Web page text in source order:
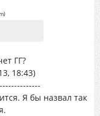
)
ГГ?
18:43)
Я бы назвал так